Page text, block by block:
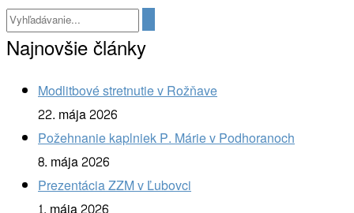
Najnovšie články
Modlitbové stretnutie v Rožňave
22. mája 2026
Požehnanie kaplniek P. Márie v Podhoranoch
8. mája 2026
Prezentácia ZZM v Ľubovci